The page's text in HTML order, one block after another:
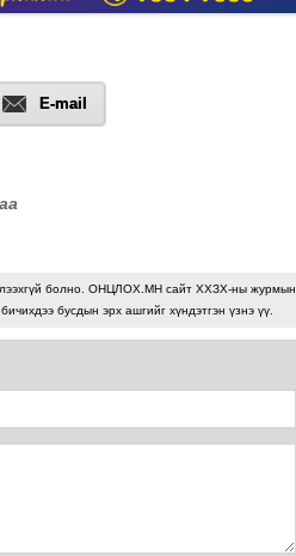
E-mail
болно. ОНЦЛОХ.МН сайт ХХЗХ-ны журмын
бусдын эрх ашгийг хүндэтгэн үзнэ үү.